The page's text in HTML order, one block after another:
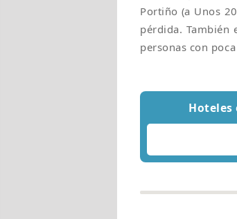
Portiño (a Unos
pérdida. También
personas con
Hoteles